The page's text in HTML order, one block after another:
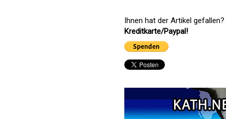
Ihnen hat der Artikel gefallen?
Kreditkarte/Paypal!